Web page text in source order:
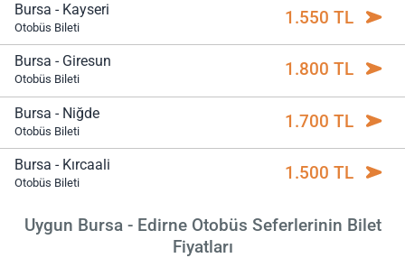
Bursa - Kayseri
Otobüs Bileti 1.550 TL
Bursa - Giresun
Otobüs Bileti 1.800 TL
Bursa - Niğde
Otobüs Bileti 1.700 TL
Bursa - Kırcaali
Otobüs Bileti 1.500 TL
Uygun Bursa - Edirne Otobüs Seferlerinin Bilet
Fiyatları